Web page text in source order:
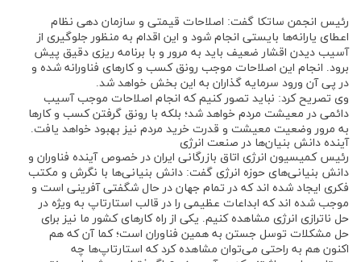
رئیس انجمن ساتکا گفت: اصلاحات قیمتی و سازمان دهی نظام
اعطای یارانه‌ها بایستی انجام شود و این اقدام به منظور جلوگیری از
آسیب دیدن اقشار ضعیف باید به مرور و با برنامه ریزی دقیق پیش
برود. انجام این اصلاحات موجب رونق کسب و کار‌های فناورانه شده و
در پی آن ورود سرمایه گذاران به این بخش خواهد شد.
وی تصریح کرد: نباید تصور کنیم که انجام اصلاحات موجب آسیب
دائمی در معیشت مردم خواهد شد؛ بلکه با رونق گرفتن کسب و کار‌ها
به مرور وضعیت معیشت و قدرت خرید مردم نیز بهبود خواهد یافت.
آینده دانش بنیان‌ها در صنعت انرژی
رئیس کمیسیون انرژی اتاق بازرگانی ایران در خصوص آینده فناوران و
دانش بنیانی‌های حوزه انرژی گفت: دانش بنیانی‌ها با نگرش و مکتب
فکری ایجاد شده اند که در تمام جهان در حال شگفتی آفرینی است و
موجب شده اند که ابداعات عظیمی را در قالب استارتاپ به ویژه در
حل ناترازی انرژی مشاهده کنیم. یکی از راه کار‌های کشور ما نیز برای
حل مشکلات توسل جستن به همین فناوران است؛ کما آن که هم
اکنون هم به راحتی می‌توان مشاهده کرد که استارتاپ‌ها چه